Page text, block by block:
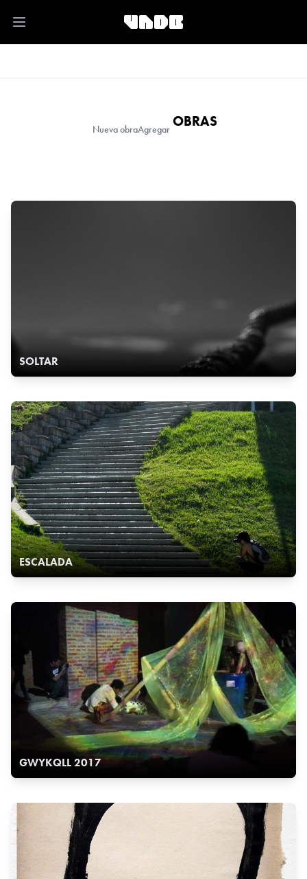
Open main menu
Nueva obraAgregar OBRAS
SOLTAR
ESCALADA
GWYKQLL 2017